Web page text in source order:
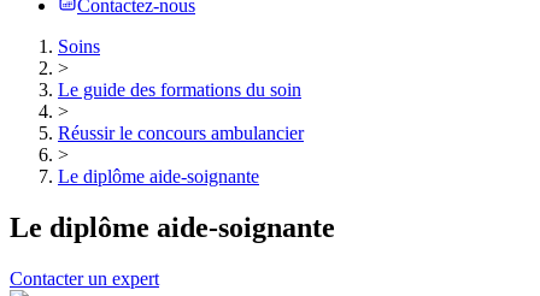
Contactez-nous
Soins
>
Le guide des formations du soin
>
Réussir le concours ambulancier
>
Le diplôme aide-soignante
Le diplôme aide-soignante
Contacter un expert